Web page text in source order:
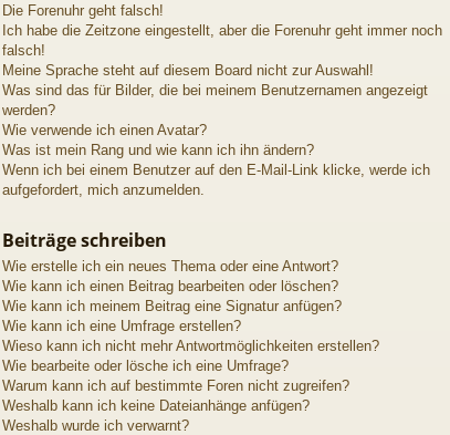
Die Forenuhr geht falsch!
Ich habe die Zeitzone eingestellt, aber die Forenuhr geht immer noch
falsch!
Meine Sprache steht auf diesem Board nicht zur Auswahl!
Was sind das für Bilder, die bei meinem Benutzernamen angezeigt
werden?
Wie verwende ich einen Avatar?
Was ist mein Rang und wie kann ich ihn ändern?
Wenn ich bei einem Benutzer auf den E-Mail-Link klicke, werde ich
aufgefordert, mich anzumelden.
Beiträge schreiben
Wie erstelle ich ein neues Thema oder eine Antwort?
Wie kann ich einen Beitrag bearbeiten oder löschen?
Wie kann ich meinem Beitrag eine Signatur anfügen?
Wie kann ich eine Umfrage erstellen?
Wieso kann ich nicht mehr Antwortmöglichkeiten erstellen?
Wie bearbeite oder lösche ich eine Umfrage?
Warum kann ich auf bestimmte Foren nicht zugreifen?
Weshalb kann ich keine Dateianhänge anfügen?
Weshalb wurde ich verwarnt?